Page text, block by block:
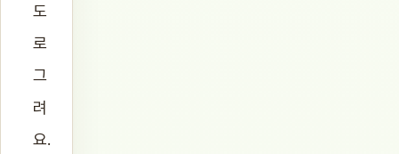
도
로
그
려
요.